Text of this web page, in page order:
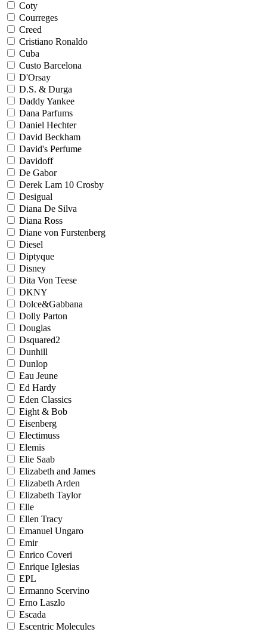
Coty
Courreges
Creed
Cristiano Ronaldo
Cuba
Custo Barcelona
D'Orsay
D.S. & Durga
Daddy Yankee
Dana Parfums
Daniel Hechter
David Beckham
David's Perfume
Davidoff
De Gabor
Derek Lam 10 Crosby
Desigual
Diana De Silva
Diana Ross
Diane von Furstenberg
Diesel
Diptyque
Disney
Dita Von Teese
DKNY
Dolce&Gabbana
Dolly Parton
Douglas
Dsquared2
Dunhill
Dunlop
Eau Jeune
Ed Hardy
Eden Classics
Eight & Bob
Eisenberg
Electimuss
Elemis
Elie Saab
Elizabeth and James
Elizabeth Arden
Elizabeth Taylor
Elle
Ellen Tracy
Emanuel Ungaro
Emir
Enrico Coveri
Enrique Iglesias
EPL
Ermanno Scervino
Erno Laszlo
Escada
Escentric Molecules